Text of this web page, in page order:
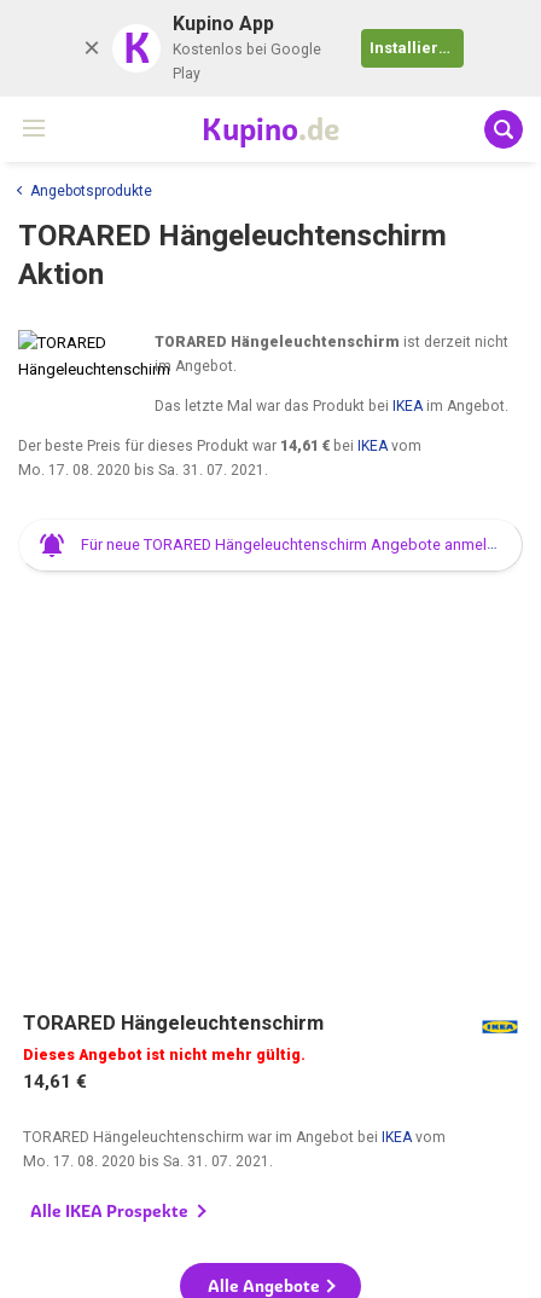
K Kupino App
Kostenlos bei Google
Play
Installieren
Kupino.de
Angebotsprodukte
TORARED Hängeleuchtenschirm
Aktion
TORARED Hängeleuchtenschirm ist derzeit nicht
im Angebot.
Das letzte Mal war das Produkt bei IKEAim Angebot.
Der beste Preis für dieses Produkt war 14,61 € bei IKEA vom
Mo. 17. 08. 2020 bis Sa. 31. 07. 2021
Für neue TORARED Hängeleuchtenschirm Angebote anmelden
TORARED Hängeleuchtenschirm
Dieses Angebot ist nicht mehr gültig.
14,61 €
TORARED Hängeleuchtenschirm war im Angebot beiIKEA vom
Mo. 17. 08. 2020 bisSa. 31. 07. 2021
Alle IKEA Prospekte
Alle Angebote